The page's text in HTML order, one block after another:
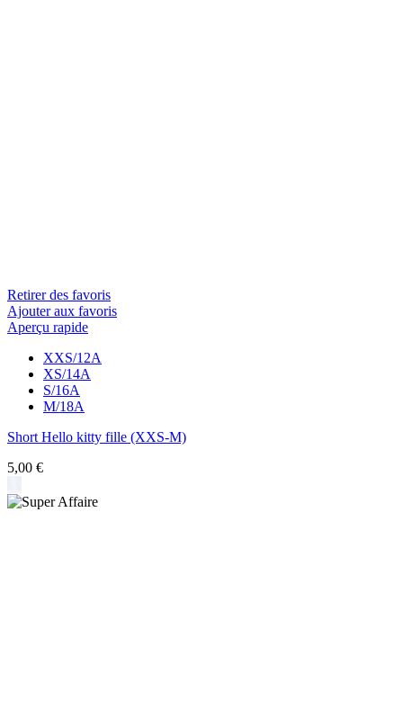
Retirer des favoris
Ajouter aux favoris
Aperçu rapide
XXS/12A
XS/14A
S/16A
M/18A
Short Hello kitty fille (XXS-M)
5,00 €